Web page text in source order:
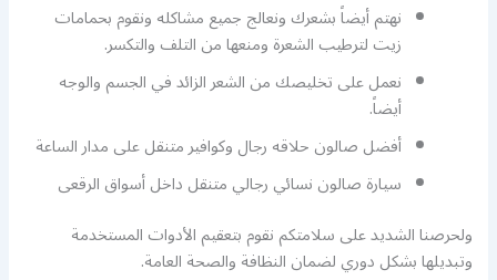
نهتم أيضاً بشعرك ونعالج جميع مشاكله ونقوم بحمامات
زيت لترطيب الشعرة ومنعها من التلف والتكسر.
نعمل على تخليصك من الشعر الزائد في الجسم والوجه
أيضاً.
أفضل صالون حلاقه رجال وكوافير متنقل على مدار الساعة
سيارة صالون نسائي رجالي متنقل داخل أسواق الرقعى
ولحرصنا الشديد على سلامتكم نقوم بتعقيم الأدوات المستخدمة
وتبديلها بشكل دوري لضمان النظافة والصحة العامة.